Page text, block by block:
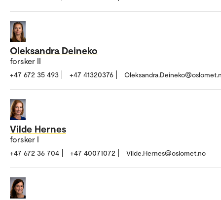
Oleksandra Deineko
forsker II
+47 672 35 493 +47 41320376
Vilde Hernes
forsker I
+47 672 36 704 +47 40071072 Vilde.Hernes@oslomet.no